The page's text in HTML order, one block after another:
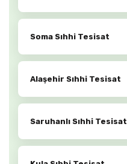
Soma Sıhhi Tesisat
Alaşehir Sıhhi Tesisat
Saruhanlı Sıhhi Tesisat